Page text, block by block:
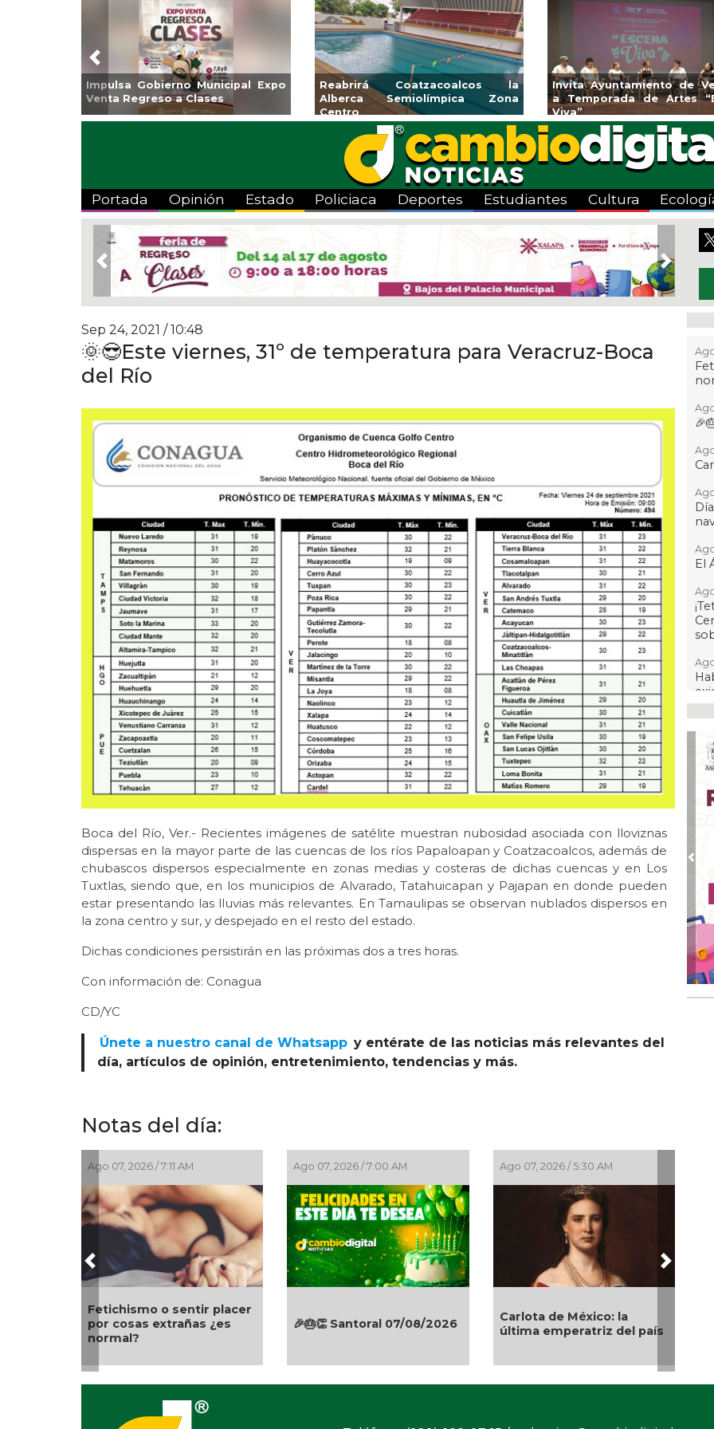
Impulsa Gobierno Municipal Expo
Venta Regreso a Clases
Reabrirá Coatzacoalcos la
Alberca Semiolímpica Zona
Centro
Invita Ayuntamiento de
a Temporada de Artes
Viva”
Previous
Portada Opinión Estado Policiaca Deportes Estudiantes Cultura
Previous Next
Sep 24, 2021 / 10:48
🌞😎Este viernes, 31º de temperatura para Veracruz-Boca
del Río
Boca del Río, Ver.- Recientes imágenes de satélite muestran nubosidad asociada con lloviznas
dispersas en la mayor parte de las cuencas de los ríos Papaloapan y Coatzacoalcos, además de
chubascos dispersos especialmente en zonas medias y costeras de dichas cuencas y en Los
Tuxtlas, siendo que, en los municipios de Alvarado, Tatahuicapan y Pajapan en donde pueden
estar presentando las lluvias más relevantes. En Tamaulipas se observan nublados dispersos en
la zona centro y sur, y despejado en el resto del estado.
Dichas condiciones persistirán en las próximas dos a tres horas.
Con información de: Conagua
CD/YC
Únete a nuestro canal de Whatsapp y entérate de las noticias más relevantes del
día, artículos de opinión, entretenimiento, tendencias y más.
Notas del día:
Ago 07, 2026 / 7:11 AM
Fetichismo o sentir placer
por cosas extrañas ¿es
normal?
Ago 07, 2026 / 7:00 AM
🎉🎂👏 Santoral 07/08/2026
Ago 07, 2026 / 5:30 AM
Carlota de México: la
última emperatriz del país
Previous Next
El